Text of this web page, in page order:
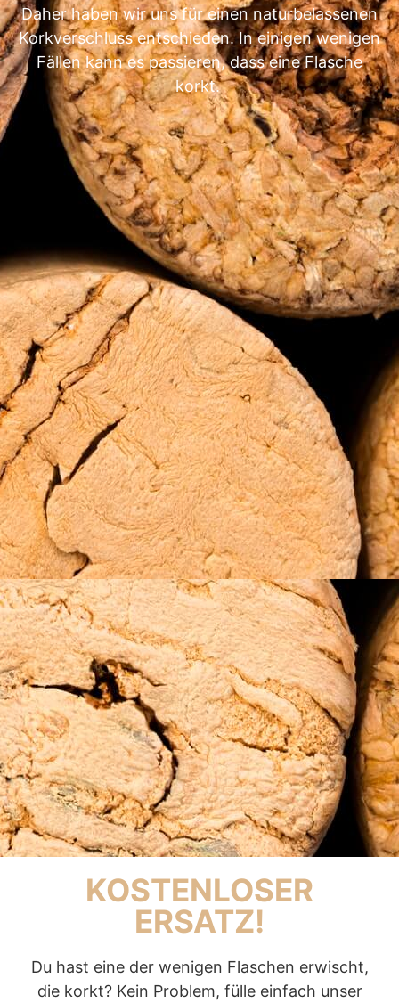
Daher haben wir uns für einen naturbelassenen
Korkverschluss entschieden. In einigen wenigen
Fällen kann es passieren, dass eine Flasche
korkt.
KOSTENLOSER
ERSATZ!
Du hast eine der wenigen Flaschen erwischt,
die korkt? Kein Problem, fülle einfach unser